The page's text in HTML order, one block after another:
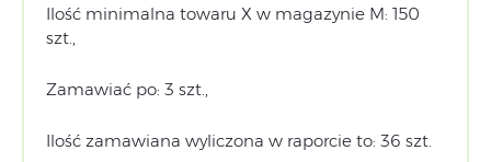
Ilość minimalna towaru X w magazynie M: 150
szt.,
Zamawiać po: 3 szt.,
Ilość zamawiana wyliczona w raporcie to: 36 szt.